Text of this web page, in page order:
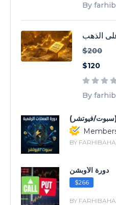
By
الذهب
$200
$120
By
(سبوت/فيوتشر)
BY
دورة الأوبشن
$266
BY